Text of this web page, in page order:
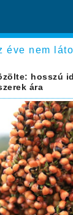
éve nem
hosszú
ára